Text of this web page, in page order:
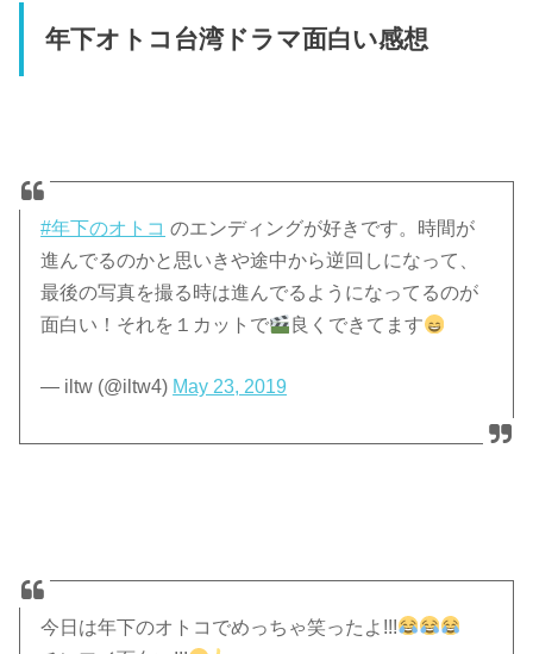
年下オトコ台湾ドラマ面白い感想
#年下のオトコ のエンディングが好きです。時間が
進んでるのかと思いきや途中から逆回しになって、
最後の写真を撮る時は進んでるようになってるのが
面白い！それを１カットで
良くできてます
— iltw (@iltw4) May 23, 2019
今日は年下のオトコでめっちゃ笑ったよ!!!